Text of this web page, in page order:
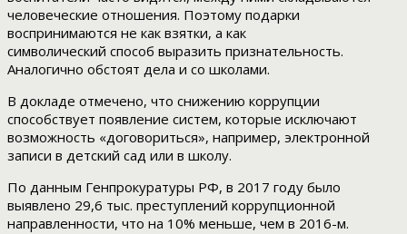
человеческие отношения. Поэтому подарки
воспринимаются не как взятки, а как
символический способ выразить признательность.
Аналогично обстоят дела и со школами.
В докладе отмечено, что снижению коррупции
способствует появление систем, которые исключают
возможность «договориться», например, электронной
записи в детский сад или в школу.
По данным Генпрокуратуры РФ, в 2017 году было
выявлено 29,6 тыс. преступлений коррупционной
направленности, что на 10% меньше, чем в 2016-м.